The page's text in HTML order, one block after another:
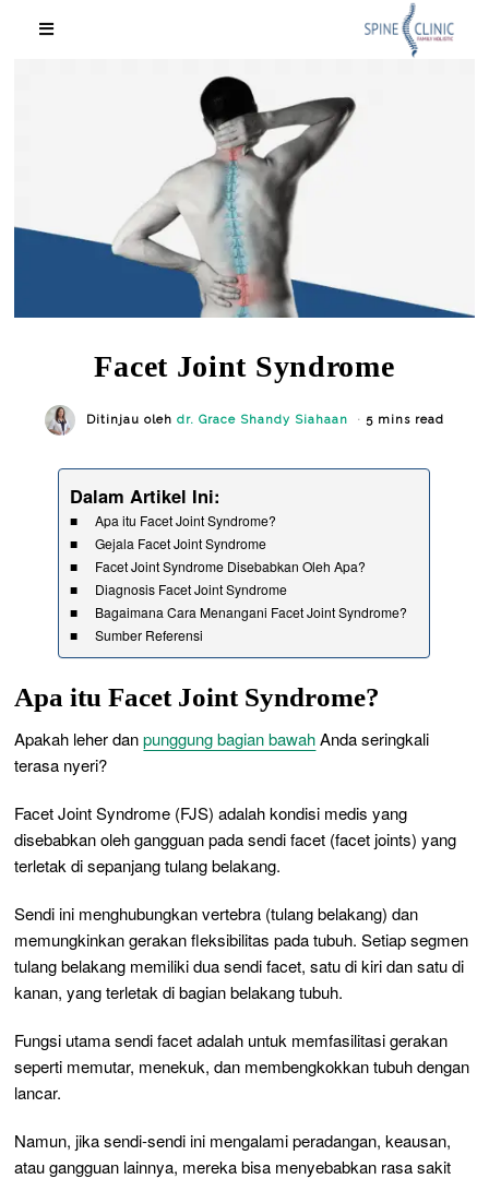
Facet Joint Syndrome
Ditinjau oleh dr. Grace Shandy Siahaan 5 mins read
Dalam Artikel Ini:
Apa itu Facet Joint Syndrome?
Gejala Facet Joint Syndrome
Facet Joint Syndrome Disebabkan Oleh Apa?
Diagnosis Facet Joint Syndrome
Bagaimana Cara Menangani Facet Joint Syndrome?
Sumber Referensi
Apa itu Facet Joint Syndrome?
Apakah leher danpunggung bagian bawahAnda seringkali
terasa nyeri?
Facet Joint Syndrome (FJS) adalah kondisi medis yang
disebabkan oleh gangguan pada sendi facet (facet joints) yang
terletak di sepanjang tulang belakang.
Sendi ini menghubungkan vertebra (tulang belakang) dan
memungkinkan gerakan fleksibilitas pada tubuh. Setiap segmen
tulang belakang memiliki dua sendi facet, satu di kiri dan satu di
kanan, yang terletak di bagian belakang tubuh.
Fungsi utama sendi facet adalah untuk memfasilitasi gerakan
seperti memutar, menekuk, dan membengkokkan tubuh dengan
lancar.
Namun, jika sendi-sendi ini mengalami peradangan, keausan,
atau gangguan lainnya, mereka bisa menyebabkan rasa sakit